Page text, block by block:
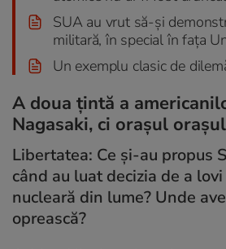
SUA au vrut să-și
militară, în special în fața
Un exemplu clasic de
A doua țintă a
Nagasaki, ci orașul
Libertatea: Ce și-au propus
când au luat decizia de a
nucleară din lume? Unde
oprească?